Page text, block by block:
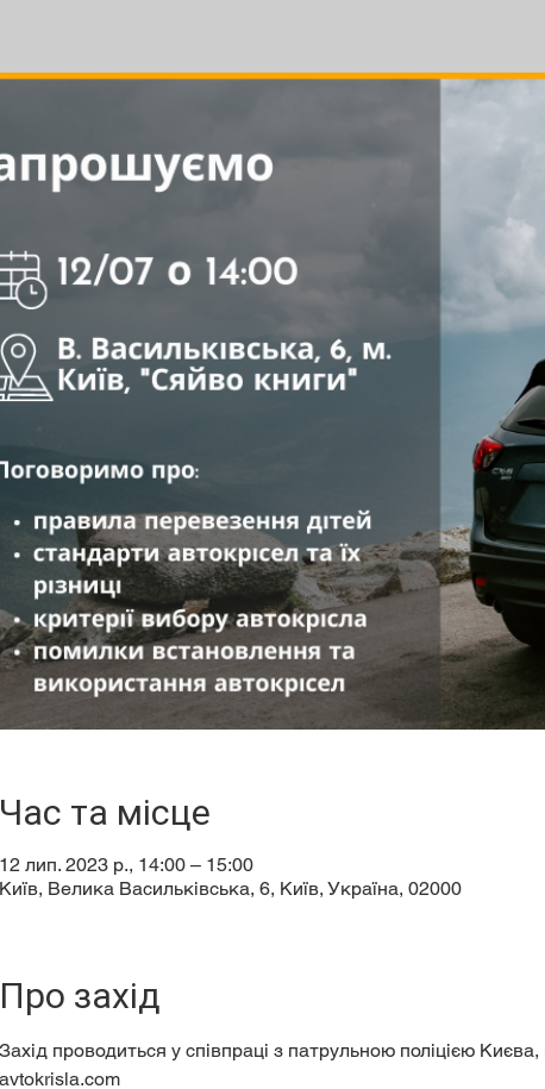
Час та місце
12 лип. 2023 р., 14:00 – 15:00
Київ, Велика Васильківська, 6, Київ, Україна, 02000
Про захід
Захід проводиться у співпраці з патрульною поліцією
avtokrisla.com